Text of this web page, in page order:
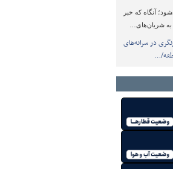
آنگاه که خبر
به شریان‌های…
در سرانه‌های
…